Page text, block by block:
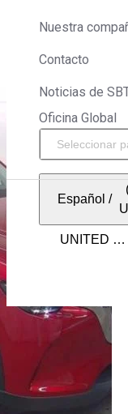
Nuestra
Contacto
Noticias de
Oficina Global
Español /